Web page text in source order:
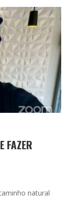
FAZER
natural